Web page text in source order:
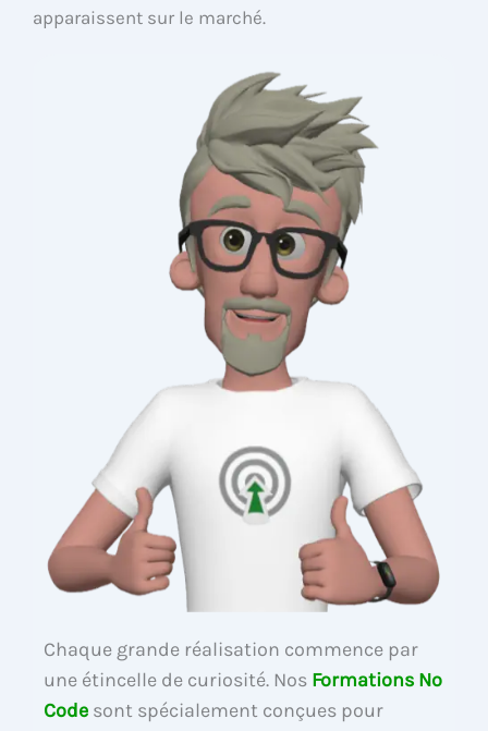
apparaissent sur le marché.
Chaque grande réalisation commence par
une étincelle de curiosité. Nos Formations No
Code sont spécialement conçues pour